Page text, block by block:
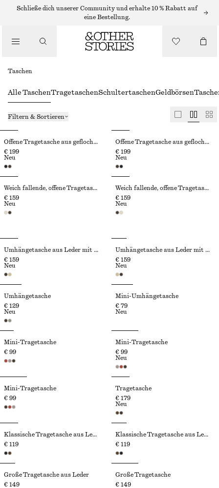
Schließe dich unserer Community und erhalte 10 % Rabatt auf
eine Bestellung.
Taschen
Alle TaschenTragetaschenSchultertaschenGeldbörsen
Filtern & Sortieren
Offene Tragetasche aus geflochtenem Leder
€ 199
Neu
Offene Tragetasche aus geflochtenem Leder
€ 199
Neu
Weich fallende, offene Tragetasche
€ 159
Neu
Weich fallende, offene Tragetasche
€ 159
Neu
Umhängetasche aus Leder mit Flechtdesign
€ 159
Neu
Umhängetasche aus Leder mit Flechtdesign
€ 159
Neu
Umhängetasche
€ 129
Neu
Mini-Umhängetasche
€ 79
Neu
Mini-Tragetasche
€ 99
Mini-Tragetasche
€ 99
Neu
Mini-Tragetasche
€ 99
Tragetasche
€ 179
Neu
Klassische Tragetasche aus Leder
€ 119
Klassische Tragetasche aus Leder
€ 119
Große Tragetasche aus Leder
€ 149
Große Tragetasche
€ 149